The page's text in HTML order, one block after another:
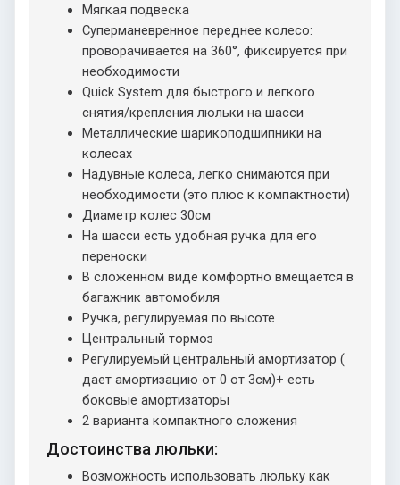
Мягкая подвеска
Суперманевренное переднее колесо:
проворачивается на 360°, фиксируется при
необходимости
Quick System для быстрого и легкого
снятия/крепления люльки на шасси
Металлические шарикоподшипники на
колесах
Надувные колеса, легко снимаются при
необходимости (это плюс к компактности)
Диаметр колес 30см
На шасси есть удобная ручка для его
переноски
В сложенном виде комфортно вмещается в
багажник автомобиля
Ручка, регулируемая по высоте
Центральный тормоз
Регулируемый центральный амортизатор (
дает амортизацию от 0 от 3см)+ есть
боковые амортизаторы
2 варианта компактного сложения
Достоинства люльки:
Возможность использовать люльку как